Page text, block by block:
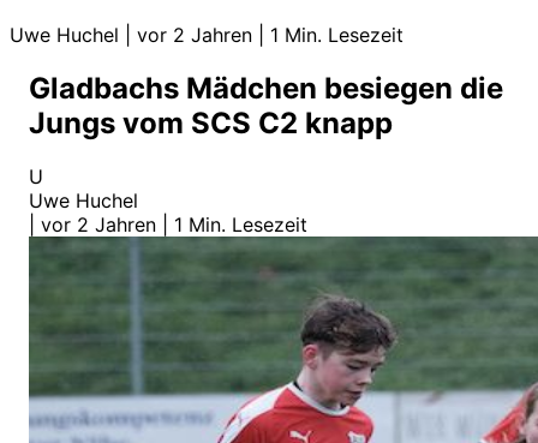
Uwe Huchel vor 2 Jahren 1 Min. Lesezeit
Gladbachs Mädchen besiegen die
Jungs vom SCS C2 knapp
U
Uwe Huchel
vor 2 Jahren 1 Min. Lesezeit